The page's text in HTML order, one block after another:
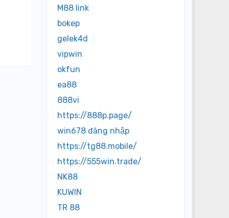
M88 link
bokep
gelek4d
vipwin
okfun
ea88
888vi
https://888p.page/
win678 đăng nhập
https://tg88.mobile/
https://555win.trade/
NK88
KUWIN
TR 88